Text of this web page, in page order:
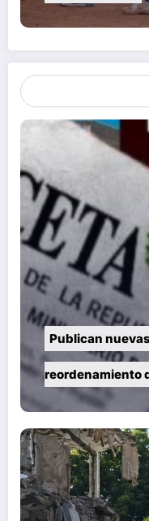
Publican
reordenamiento